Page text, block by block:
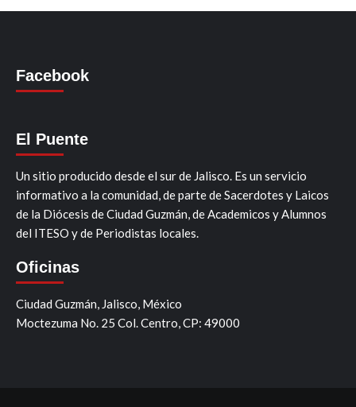
Facebook
El Puente
Un sitio producido desde el sur de Jalisco. Es un servicio
informativo a la comunidad, de parte de Sacerdotes y Laicos
de la Diócesis de Ciudad Guzmán, de Academicos y Alumnos
del ITESO y de Periodistas locales.
Oficinas
Ciudad Guzmán, Jalisco, México
Moctezuma No. 25 Col. Centro, CP: 49000